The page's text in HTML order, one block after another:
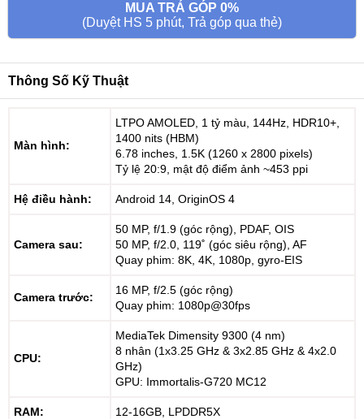
MUA TRẢ GÓP 0%
(Duyệt HS 5 phút, Trả góp qua thẻ)
Thông Số Kỹ Thuật
Màn hình:
LTPO AMOLED, 1 tỷ màu, 144Hz, HDR10+,
1400 nits (HBM)
6.78 inches, 1.5K (1260 x 2800 pixels)
Tỷ lệ 20:9, mật độ điểm ảnh ~453 ppi
Hệ điều hành: Android 14, OriginOS 4
Camera sau:
50 MP, f/1.9 (góc rộng), PDAF, OIS
50 MP, f/2.0, 119˚ (góc siêu rộng), AF
Quay phim: 8K, 4K, 1080p, gyro-EIS
Camera trước:
16 MP, f/2.5 (góc rộng)
Quay phim: 1080p@30fps
CPU:
MediaTek Dimensity 9300 (4 nm)
8 nhân (1x3.25 GHz & 3x2.85 GHz & 4x2.0
GHz)
GPU: Immortalis-G720 MC12
RAM: 12-16GB, LPDDR5X